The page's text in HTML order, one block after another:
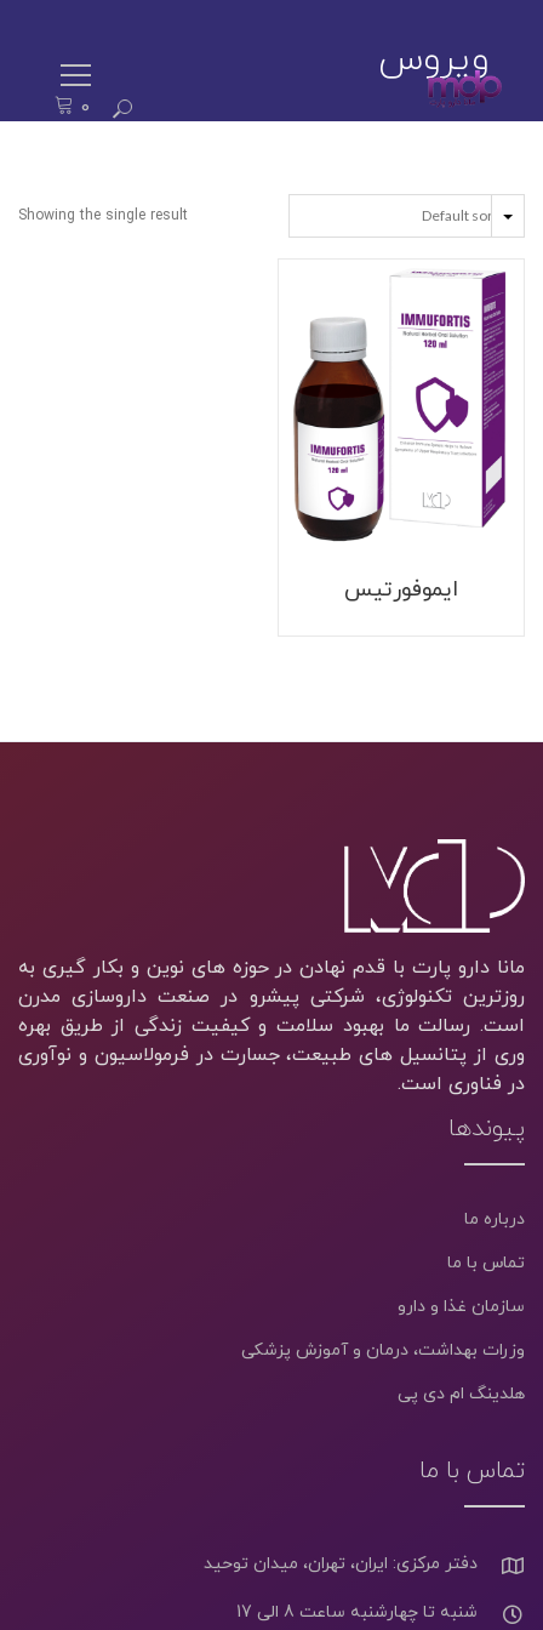
0
جستجو
برای:
ویروس
Showing the single result
ایموفورتیس
مانا دارو پارت با قدم نهادن در حوزه های نوین و بکار گیری به
روزترین تکنولوژی، شرکتی پیشرو در صنعت داروسازی مدرن
است. رسالت ما بهبود سلامت و کیفیت زندگی از طریق بهره
وری از پتانسیل های طبیعت، جسارت در فرمولاسیون و نوآوری
در فناوری است.
پیوندها
درباره ما
تماس با ما
سازمان غذا و دارو
وزرات بهداشت، درمان و آموزش پزشکی
هلدینگ ام دی پی
تماس با ما
دفتر مرکزی: ایران، تهران، میدان توحید
شنبه تا چهارشنبه ساعت 8 الی 17